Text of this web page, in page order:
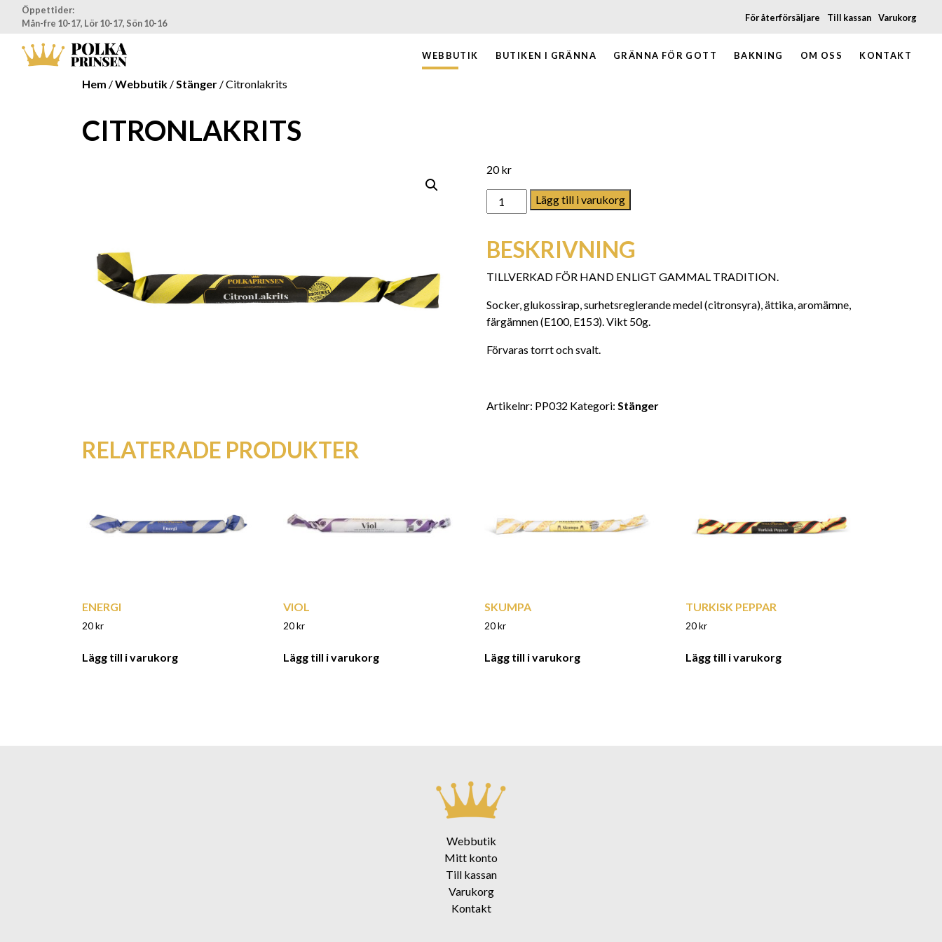
Öppettider:
Mån-fre 10-17, Lör 10-17, Sön 10-16
För återförsäljare Till kassan Varukorg
WEBBUTIK BUTIKEN I GRÄNNA GRÄNNA FÖR GOTT BAKNING OM OSS KONTAKT
Hem /Webbutik /Stänger / Citronlakrits
CITRONLAKRITS
20kr
Citronlakrits mängd
Lägg till i varukorg
BESKRIVNING
TILLVERKAD FÖR HAND ENLIGT GAMMAL TRADITION.
Socker, glukossirap, surhetsreglerande medel (citronsyra), ättika, aromämne,
färgämnen (E100, E153). Vikt 50g.
Förvaras torrt och svalt.
Artikelnr: PP032 Kategori:Stänger
RELATERADE PRODUKTER
ENERGI
20kr
Lägg till i varukorg
VIOL
20kr
Lägg till i varukorg
SKUMPA
20kr
Lägg till i varukorg
TURKISK PEPPAR
20kr
Lägg till i varukorg
Webbutik
Mitt konto
Till kassan
Varukorg
Kontakt